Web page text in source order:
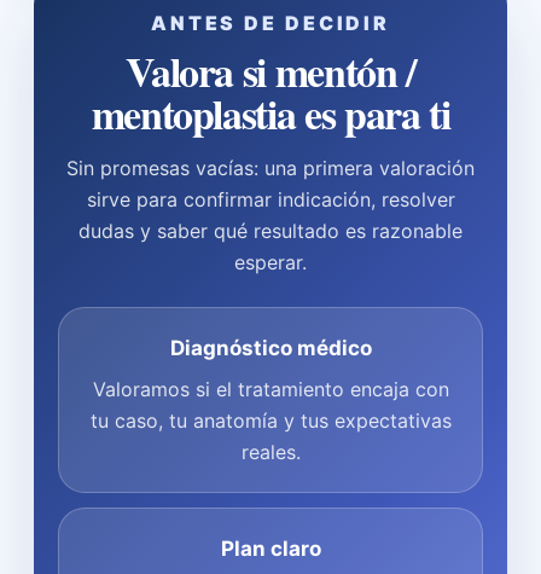
ANTES DE DECIDIR
Valora si mentón /
mentoplastia es para ti
Sin promesas vacías: una primera valoración
sirve para confirmar indicación, resolver
dudas y saber qué resultado es razonable
esperar.
Diagnóstico médico
Valoramos si el tratamiento encaja con
tu caso, tu anatomía y tus expectativas
reales.
Plan claro